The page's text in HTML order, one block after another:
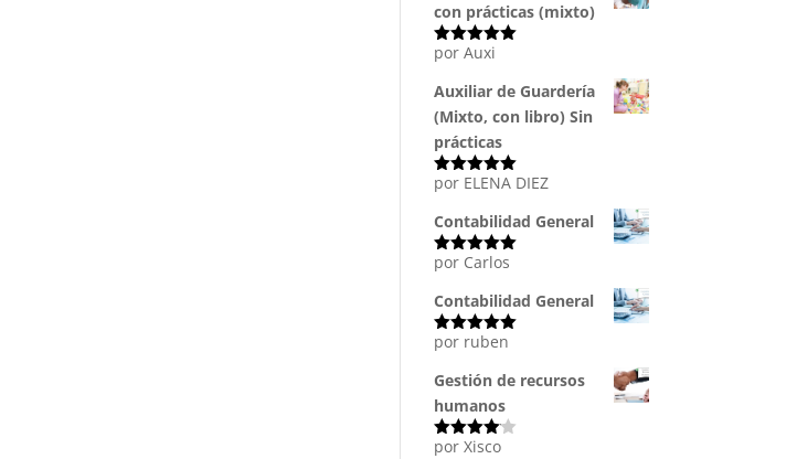
con prácticas (mixto)
Valorado
por Auxi
Auxiliar de Guardería
(Mixto, con libro) Sin
prácticas
Valorado
por ELENA DIEZ
Contabilidad General
Valorado
por Carlos
Contabilidad General
Valorado
por ruben
Gestión de recursos
humanos
Valorado
por Xisco